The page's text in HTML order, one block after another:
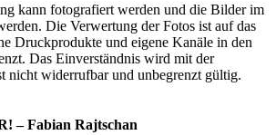
kann fotografiert werden und die Bilder im
Die Verwertung der Fotos ist auf das
Druckprodukte und eigene Kanäle in den
Das Einverständnis wird mit der
nicht widerrufbar und unbegrenzt gültig.
– Fabian Rajtschan